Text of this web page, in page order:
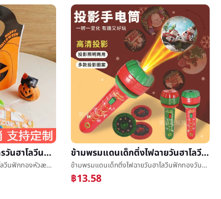
ลูกอมก้อนถุงé£åถุงinsวันฮาโลวีนฟักทองหัวææถุงฟักทองกำå£ถุงผีèå¿ถุง
ลูกอมก้อนถุงé£åถุงinsวันฮาโลวีนฟักทองหัวææถุงฟักทองกำå£ถุงผีèå¿ถุง
ข้ามพรมแดนเด็กติ่งไฟฉายวันฮาโลวีนฟักทองวันฮาโลวีนแสงติ่งä»ªงานเทศกาลงานเลี้ยงของขวัญของเล่น
ข้ามพรมแดนเด็กติ่งไฟฉายวันฮาโลวีนฟักทองวันฮาโลวีนแสงติ่งä»ªงานเทศกาลงานเลี้ยงของขวัญของเล่น
฿13.58